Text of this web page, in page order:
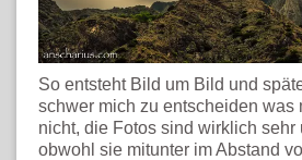
So entsteht Bild um Bild und
schwer mich zu entscheiden was
nicht, die Fotos sind wirklich sehr
obwohl sie mitunter im Abstand